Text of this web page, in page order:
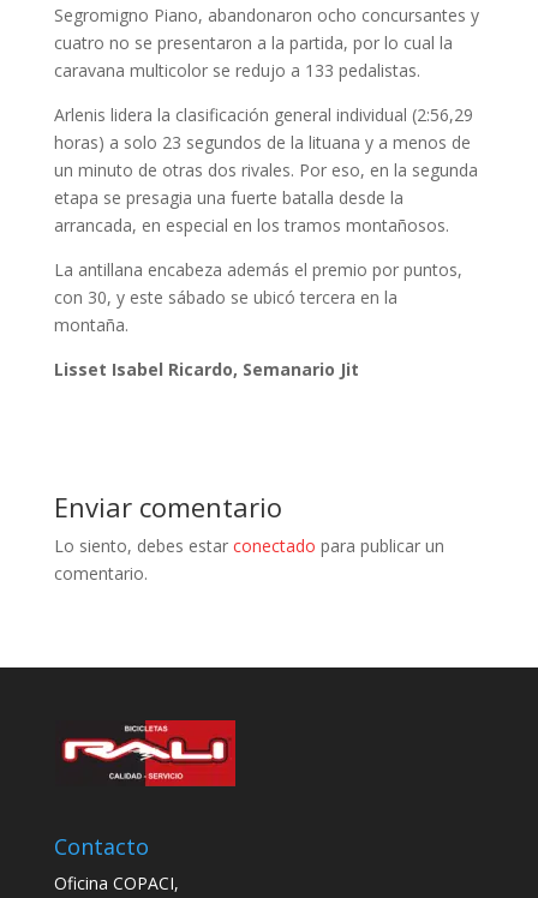
Segromigno Piano, abandonaron ocho concursantes y
cuatro no se presentaron a la partida, por lo cual la
caravana multicolor se redujo a 133 pedalistas.
Arlenis lidera la clasificación general individual (2:56,29
horas) a solo 23 segundos de la lituana y a menos de
un minuto de otras dos rivales. Por eso, en la segunda
etapa se presagia una fuerte batalla desde la
arrancada, en especial en los tramos montañosos.
La antillana encabeza además el premio por puntos,
con 30, y este sábado se ubicó tercera en la
montaña.
Lisset Isabel Ricardo, Semanario Jit
Enviar comentario
Lo siento, debes estar conectado para publicar un
comentario.
Contacto
Oficina COPACI,